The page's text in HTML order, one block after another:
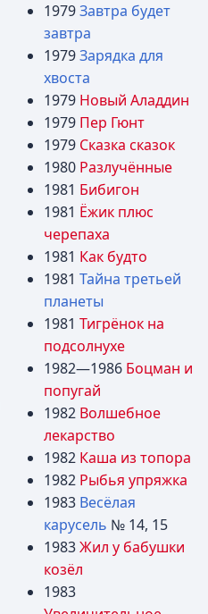
1979Завтра будет
завтра
1979Зарядка для
хвоста
1979 Новый Аладдин
1979 Пер Гюнт
1979 Сказка сказок
1980 Разлучённые
1981 Бибигон
1981 Ёжик плюс
черепаха
1981 Как будто
1981 Тайна третьей
планеты
1981 Тигрёнок на
подсолнухе
1982—1986 Боцман и
попугай
1982 Волшебное
лекарство
1982 Каша из топора
1982 Рыбья упряжка
1983 Весёлая
карусель № 14, 15
1983Жил у бабушки
козёл
1983